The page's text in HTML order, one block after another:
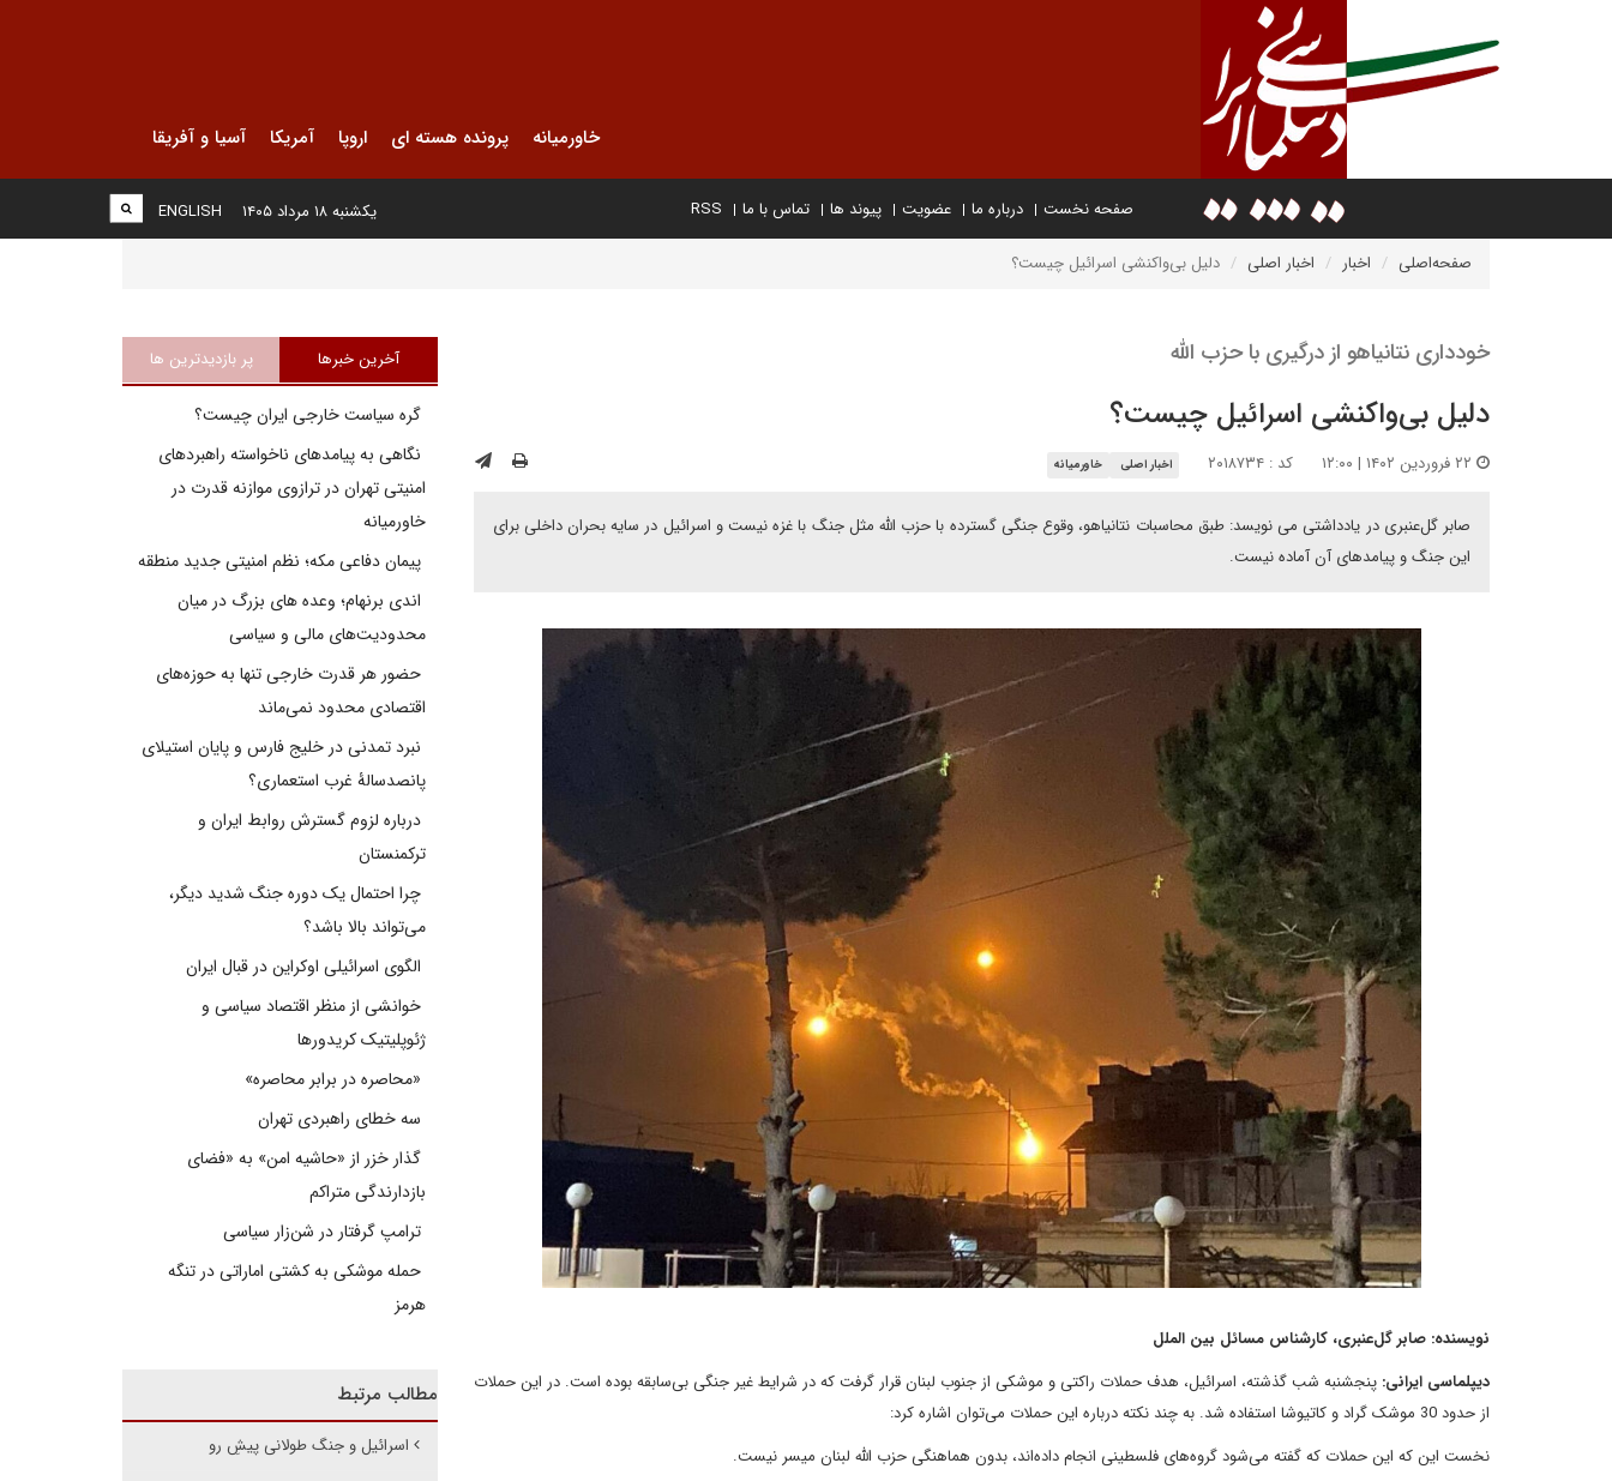
خاورمیانه پرونده هسته ای اروپا آمریکا آسیا و آفریقا
صفحه نخست درباره ما عضویت پیوند ها تماس با ما RSS
ENGLISH یکشنبه ۱۸ مرداد ۱۴۰۵
صفحه‌اصلی اخبار اخبار اصلی دلیل بی‌واکنشی اسرائیل چیست؟
خودداری نتانیاهو از درگیری با حزب الله
دلیل بی‌واکنشی اسرائیل چیست؟
کد : ۲۰۱۸۷۳۴ اخبار اصلی خاورمیانه
صابر گل‌عنبری در یادداشتی می نویسد: طبق محاسبات نتانیاهو، وقوع جنگی گسترده با حزب الله مثل جنگ با غزه نیست و اسرائیل در سایه بحران داخلی برای
این جنگ و پیامدهای آن آماده نیست.
نویسنده: صابر گل‌عنبری، کارشناس مسائل بین الملل
دیپلماسی ایرانی: پنجشنبه شب گذشته، اسرائیل، هدف حملات راکتی و موشکی از جنوب لبنان قرار گرفت که در شرایط غیر جنگی بی‌سابقه بوده است. در این حملات
از حدود 30 موشک‌ گراد و کاتیوشا استفاده شد. به چند نکته درباره این حملات می‌توان اشاره کرد:
نخست این که این حملات که گفته می‌شود گروه‌های فلسطینی انجام داده‌اند، بدون هماهنگی حزب الله لبنان میسر نیست.
آخرین خبرها پر بازدیدترین ها
گره سیاست خارجی ایران چیست؟
نگاهی به پیامدهای ناخواسته راهبردهای
امنیتی تهران در ترازوی موازنه قدرت در
خاورمیانه
پیمان دفاعی مکه؛ نظم امنیتی جدید منطقه
اندی برنهام؛ وعده های بزرگ در میان
محدودیت‌های مالی و سیاسی
حضور هر قدرت خارجی تنها به حوزه‌های
اقتصادی محدود نمی‌ماند
نبرد تمدنی در خلیج فارس و پایان استیلای
پانصدسالۀ غرب استعماری؟
درباره لزوم گسترش روابط ایران و
ترکمنستان
چرا احتمال یک دوره جنگ شدید دیگر،
می‌تواند بالا باشد؟
الگوی اسرائیلی اوکراین در قبال ایران
خوانشی از منظر اقتصاد سیاسی و
ژئوپلیتیک کریدورها
«محاصره در برابر محاصره»
سه خطای راهبردی تهران
گذار خزر از «حاشیه امن» به «فضای
بازدارندگی متراکم
ترامپ گرفتار در شن‌زار سیاسی
حمله موشکی به کشتی اماراتی در تنگه
هرمز
مطالب مرتبط
اسرائیل و جنگ طولانی پیشِ رو